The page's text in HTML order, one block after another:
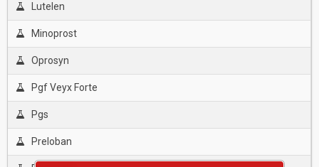
Lutelen
Minoprost
Oprosyn
Pgf Veyx Forte
Pgs
Preloban